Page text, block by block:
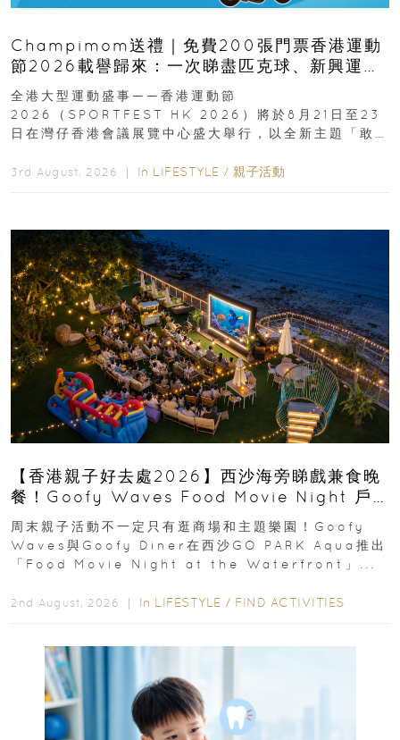
Champimom送禮｜免費200張門票香港運動
節2026載譽歸來：一次睇盡匹克球、新興運
動、街舞比賽＋逾百運動品牌展覽
全港大型運動盛事——香港運動節
2026（SPORTFEST HK 2026）將於8月21日至23
日在灣仔香港會議展覽中心盛大舉行，以全新主題「敢
3rd August, 2026 ｜ In LIFESTYLE / 親子活動
【香港親子好去處2026】西沙海旁睇戲兼食晚
餐！Goofy Waves Food Movie Night 戶
外影院逢週末登場
周末親子活動不一定只有逛商場和主題樂園！Goofy
Waves與Goofy Diner在西沙GO PARK Aqua推出
「Food Movie Night at the Waterfront」...
2nd August, 2026 ｜ In LIFESTYLE / FIND ACTIVITIES